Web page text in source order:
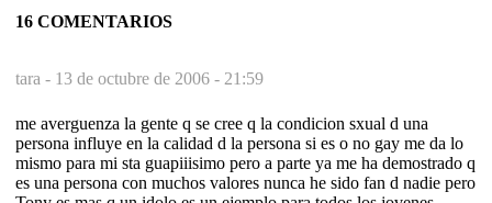
16 COMENTARIOS
tara - 13 de octubre de 2006 - 21:59
me averguenza la gente q se cree q la condicion sxual d una
persona influye en la calidad d la persona si es o no gay me da lo
mismo para mi sta guapiiisimo pero a parte ya me ha demostrado q
es una persona con muchos valores nunca he sido fan d nadie pero